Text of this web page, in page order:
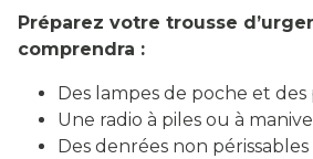
Préparez votre trousse
comprendra :
Des lampes de poche et
Une radio à piles ou à
Des denrées non